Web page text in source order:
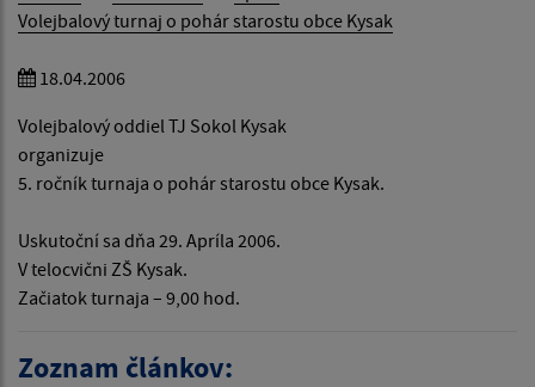
Volejbalový turnaj o pohár starostu obce Kysak
18.04.2006
Volejbalový oddiel TJ Sokol Kysak
organizuje
5. ročník turnaja o pohár starostu obce Kysak.
Uskutoční sa dňa 29. Apríla 2006.
V telocvični ZŠ Kysak.
Začiatok turnaja – 9,00 hod.
Zoznam článkov: